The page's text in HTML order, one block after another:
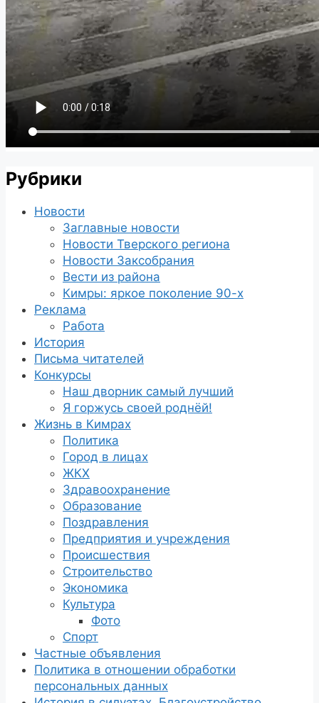
Рубрики
Новости
Заглавные новости
Новости Тверского региона
Новости Заксобрания
Вести из района
Кимры: яркое поколение 90-х
Реклама
Работа
История
Письма читателей
Конкурсы
Наш дворник самый лучший
Я горжусь своей роднёй!
Жизнь в Кимрах
Политика
Город в лицах
ЖКХ
Здравоохранение
Образование
Поздравления
Предприятия и учреждения
Происшествия
Строительство
Экономика
Культура
Фото
Спорт
Частные объявления
Политика в отношении обработки
персональных данных